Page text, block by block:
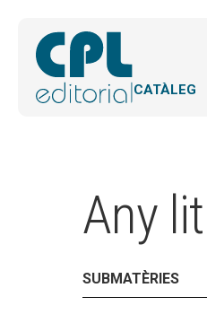
CATÀLEG
Any
SUBMATÈRIES